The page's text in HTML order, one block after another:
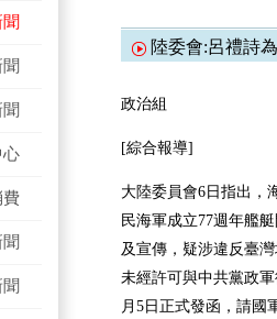
心
費
陸委會:呂禮詩
政治組
[綜合報導]
大陸委員會6日指出，
民海軍成立77週年艦
及宣傳，疑涉違反臺
未經許可與中共黨政
月5日正式發函，請國